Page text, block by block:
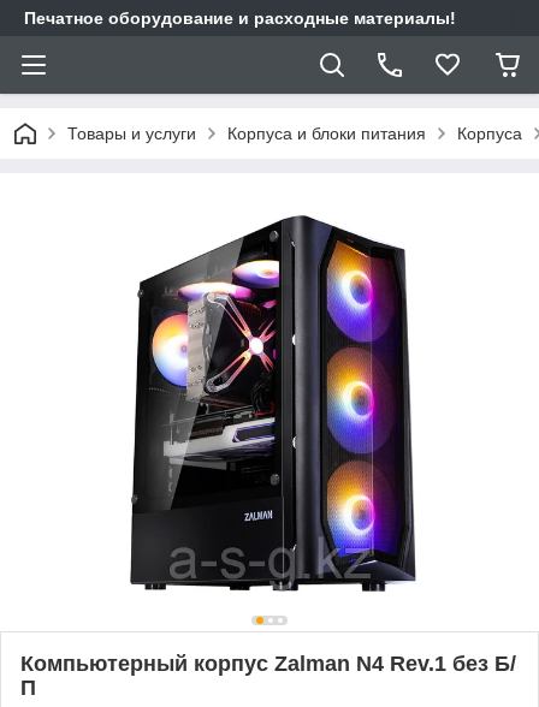
Печатное оборудование и расходные материалы!
Товары и услуги Корпуса и блоки питания Корпуса
Компьютерный корпус Zalman N4 Rev.1 без Б/
П